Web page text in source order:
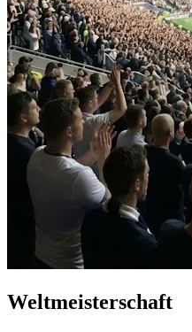
Weltmeisterschaft